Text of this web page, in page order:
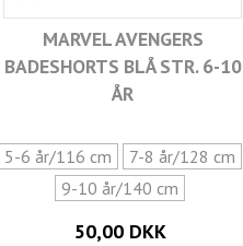
MARVEL AVENGERS
BADESHORTS BLÅ STR. 6-10
ÅR
5-6 år/116 cm
7-8 år/128 cm
9-10 år/140 cm
50,00 DKK